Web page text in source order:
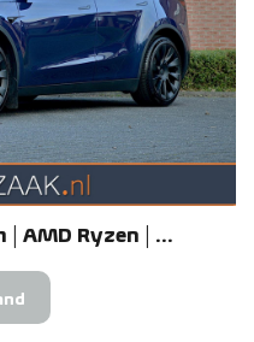
| AMD Ryzen | ...